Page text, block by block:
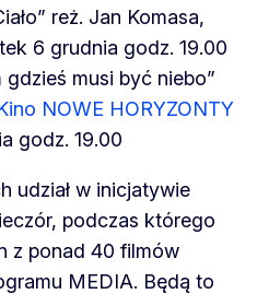
reż. Jan Komasa,
6 grudnia godz. 19.00
gdzieś musi być niebo”
NOWE HORYZONTY
godz. 19.00
udział w inicjatywie
podczas którego
z ponad 40 filmów
MEDIA. Będą to